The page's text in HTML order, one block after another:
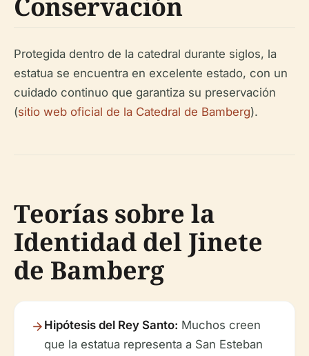
Protegida dentro de la catedral durante siglos, la
estatua se encuentra en excelente estado, con un
cuidado continuo que garantiza su preservación
(sitio web oficial de la Catedral de Bamberg).
Teorías sobre la
Identidad del Jinete
de Bamberg
Hipótesis del Rey Santo: Muchos creen
que la estatua representa a San Esteban